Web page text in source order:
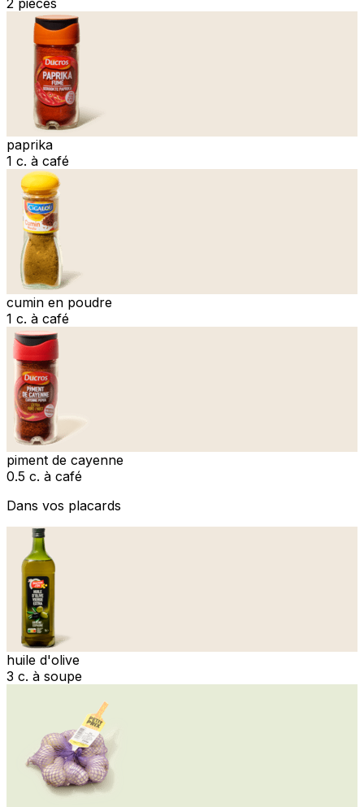
paprika
1 c. à café
cumin en poudre
1 c. à café
piment de cayenne
0.5 c. à café
Dans vos placards
huile d'olive
3 c. à soupe